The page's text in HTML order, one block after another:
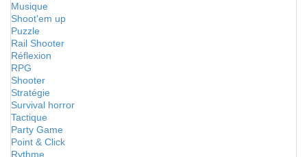
Musique
Shoot'em up
Puzzle
Rail Shooter
Réflexion
RPG
Shooter
Stratégie
Survival horror
Tactique
Party Game
Point & Click
Rythme